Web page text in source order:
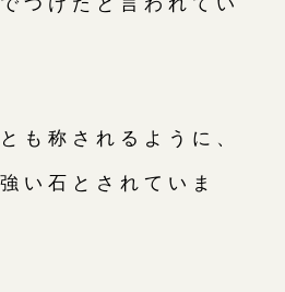
も称されるように、
い石とされていま